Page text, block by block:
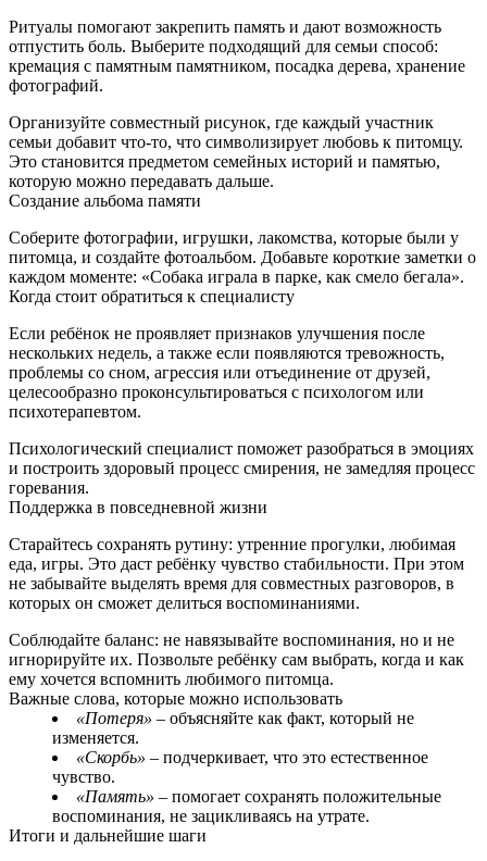
Ритуалы помогают закрепить память и дают возможность
отпустить боль. Выберите подходящий для семьи способ:
кремация с памятным памятником, посадка дерева, хранение
фотографий.
Организуйте совместный рисунок, где каждый участник
семьи добавит что‑то, что символизирует любовь к питомцу.
Это становится предметом семейных историй и памятью,
которую можно передавать дальше.
Создание альбома памяти
Соберите фотографии, игрушки, лакомства, которые были у
питомца, и создайте фотоальбом. Добавьте короткие заметки о
каждом моменте: «Собака играла в парке, как смело бегала».
Когда стоит обратиться к специалисту
Если ребёнок не проявляет признаков улучшения после
нескольких недель, а также если появляются тревожность,
проблемы со сном, агрессия или отъединение от друзей,
целесообразно проконсультироваться с психологом или
психотерапевтом.
Психологический специалист поможет разобраться в эмоциях
и построить здоровый процесс смирения, не замедляя процесс
горевания.
Поддержка в повседневной жизни
Старайтесь сохранять рутину: утренние прогулки, любимая
еда, игры. Это даст ребёнку чувство стабильности. При этом
не забывайте выделять время для совместных разговоров, в
которых он сможет делиться воспоминаниями.
Соблюдайте баланс: не навязывайте воспоминания, но и не
игнорируйте их. Позвольте ребёнку сам выбрать, когда и как
ему хочется вспомнить любимого питомца.
Важные слова, которые можно использовать
«Потеря» – объясняйте как факт, который не
изменяется.
«Скорбь» – подчеркивает, что это естественное
чувство.
«Память» – помогает сохранять положительные
воспоминания, не зацикливаясь на утрате.
Итоги и дальнейшие шаги